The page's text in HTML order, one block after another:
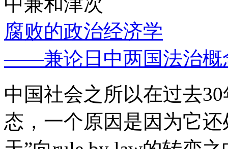
腐败的政治经济学
——兼论日中两国法治概
中国社会之所以在过去
态，一个原因是因为它